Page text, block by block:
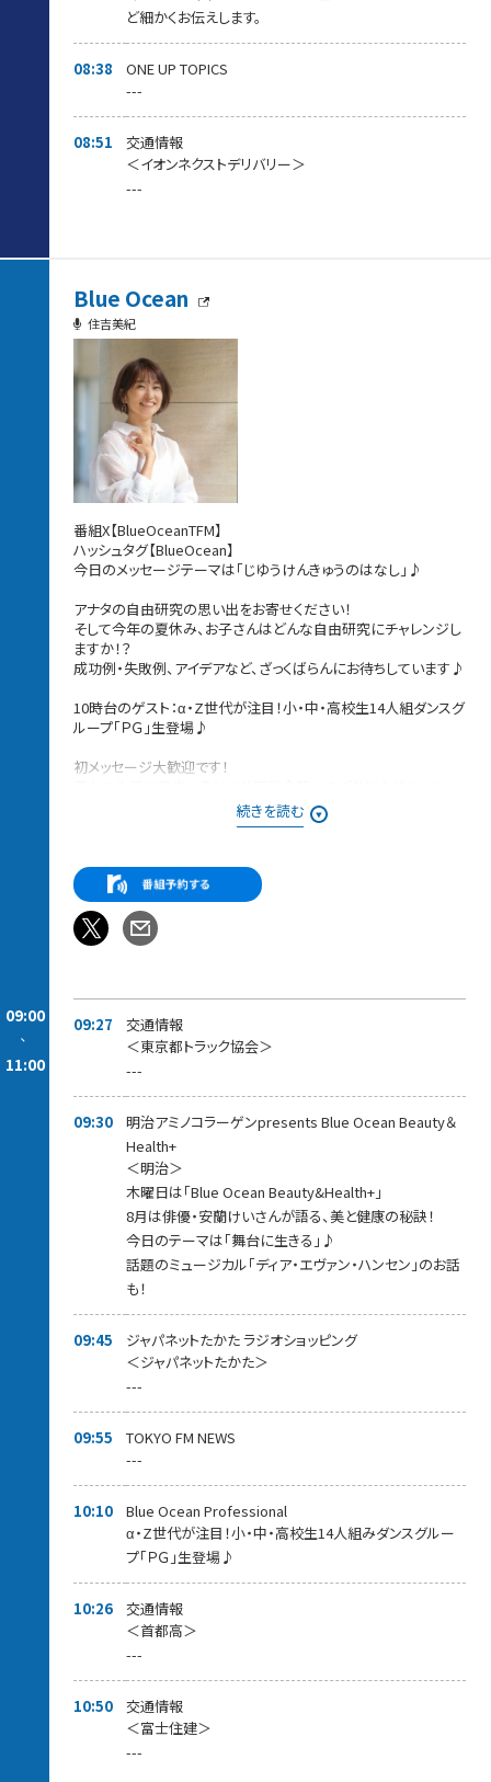
ど細かくお伝えします。
08:38
ONE UP TOPICS
---
08:51
交通情報
＜イオンネクストデリバリー＞
---
09:00
-
11:00
Blue Ocean
住吉美紀
番組X【BlueOceanTFM】
ハッシュタグ【BlueOcean】
今日のメッセージテーマは「じゆうけんきゅうのはなし」♪
アナタの自由研究の思い出をお寄せください！
そして今年の夏休み、お子さんはどんな自由研究にチャレンジし
ますか！？
成功例・失敗例、アイデアなど、ざっくばらんにお待ちしています♪
10時台のゲスト：α・Z世代が注目！小・中・高校生14人組ダンスグ
ループ「ＰＧ」生登場♪
初メッセージ大歓迎です！
メッセージは、Blue Oceanのウェブサイト、メッセージフォームか
続きを読む
09:27
交通情報
＜東京都トラック協会＞
---
09:30
明治アミノコラーゲンpresents Blue Ocean Beauty＆
Health+
＜明治＞
木曜日は「Blue Ocean Beauty&Health+」
8月は俳優・安蘭けいさんが語る、美と健康の秘訣！
今日のテーマは「舞台に生きる」♪
話題のミュージカル「ディア・エヴァン・ハンセン」のお話
も！
09:45
ジャパネットたかた ラジオショッピング
＜ジャパネットたかた＞
---
09:55
TOKYO FM NEWS
---
10:10
Blue Ocean Professional
α・Z世代が注目！小・中・高校生14人組みダンスグルー
プ「ＰＧ」生登場♪
10:26
交通情報
＜首都高＞
---
10:50
交通情報
＜富士住建＞
---